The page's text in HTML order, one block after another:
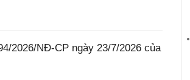
2026/NĐ-CP ngày 23/7/2026 của